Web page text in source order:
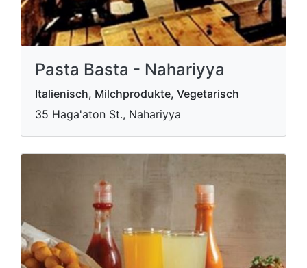
Pasta Basta - Nahariyya
Italienisch, Milchprodukte, Vegetarisch
35 Haga'aton St., Nahariyya